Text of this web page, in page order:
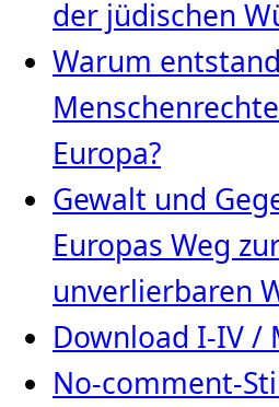
der jüdischen
Warum
Europa?
Gewalt und
Europas Weg
unverlierbaren
Download I-IV /
No-comment-